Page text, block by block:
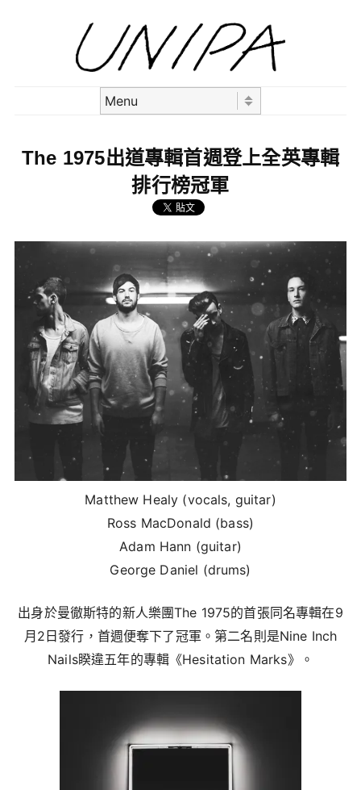
The 1975出道專輯首週登上全英專輯
排行榜冠軍
Matthew Healy (vocals, guitar)
Ross MacDonald (bass)
Adam Hann (guitar)
George Daniel (drums)
出身於曼徹斯特的新人樂團The 1975的首張同名專輯在9
月2日發行，首週便奪下了冠軍。第二名則是Nine Inch
Nails睽違五年的專輯《Hesitation Marks》。